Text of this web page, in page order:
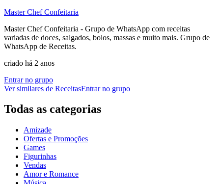
Master Chef Confeitaria
Master Chef Confeitaria - Grupo de WhatsApp com receitas
variadas de doces, salgados, bolos, massas e muito mais. Grupo de
WhatsApp de Receitas.
criado há 2 anos
Entrar no grupo
Ver similares de ReceitasEntrar no grupo
Todas as categorias
Amizade
Ofertas e Promoções
Games
Figurinhas
Vendas
Amor e Romance